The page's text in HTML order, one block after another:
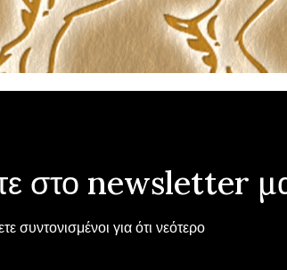
στο newsletter
συντονισμένοι για ότι νεότερο